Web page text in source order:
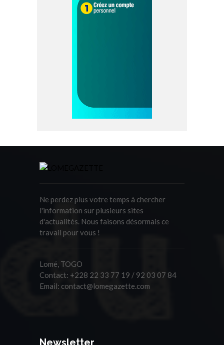
Ne perdez plus votre temps à chercher
l'information sur plusieurs sites
d'actualités. Nous faisons désormais ce
travail pour vous !
Lomé, TOGO
Contact: +228 22 33 77 19 / 92 03 07 84
Email: contact@lomegazette.com